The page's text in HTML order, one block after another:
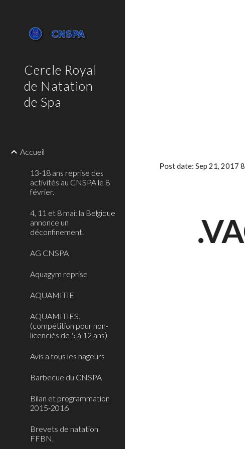
Cercle Royal
de Natation
de Spa
Accueil
13-18 ans reprise des
activités au CNSPA le 8
février.
4, 11 et 8 mai: la Belgique
annonce un
déconfinement.
AG CNSPA
Aquagym reprise
AQUAMITIE
AQUAMITIES.
(compétition pour non-
licenciés de 5 à 12 ans)
Avis a tous les nageurs
Barbecue du CNSPA
Bilan et programmation
2015-2016
Brevets de natation
FFBN.
Post date: Sep 21, 2017